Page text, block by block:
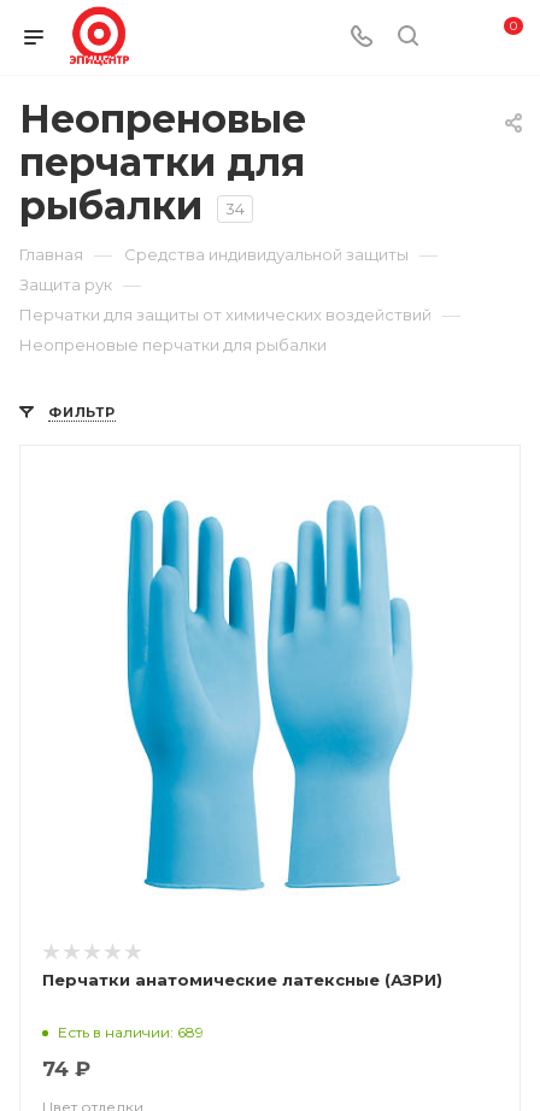
0
Неопреновые
перчатки для
рыбалки
34
Главная — Средства индивидуальной защиты —
Защита рук —
Перчатки для защиты от химических воздействий —
Неопреновые перчатки для рыбалки
ФИЛЬТР
Перчатки анатомические латексные (АЗРИ)
Есть в наличии: 689
74 ₽
Цвет отделки